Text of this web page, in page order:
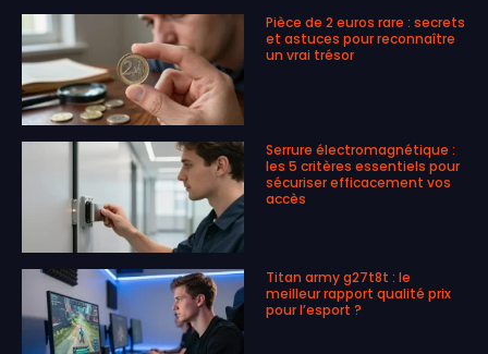
Pièce de 2 euros rare : secrets
et astuces pour reconnaître
un vrai trésor
Serrure électromagnétique :
les 5 critères essentiels pour
sécuriser efficacement vos
accès
Titan army g27t8t : le
meilleur rapport qualité prix
pour l’esport ?